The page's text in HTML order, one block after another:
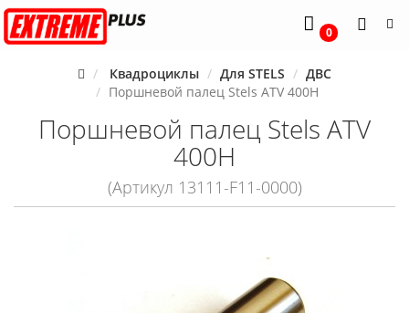
0
Квадроциклы Для STELS
ДВС
Поршневой палец Stels ATV 400H
Поршневой палец Stels ATV
400H
(Артикул 13111-F11-0000)